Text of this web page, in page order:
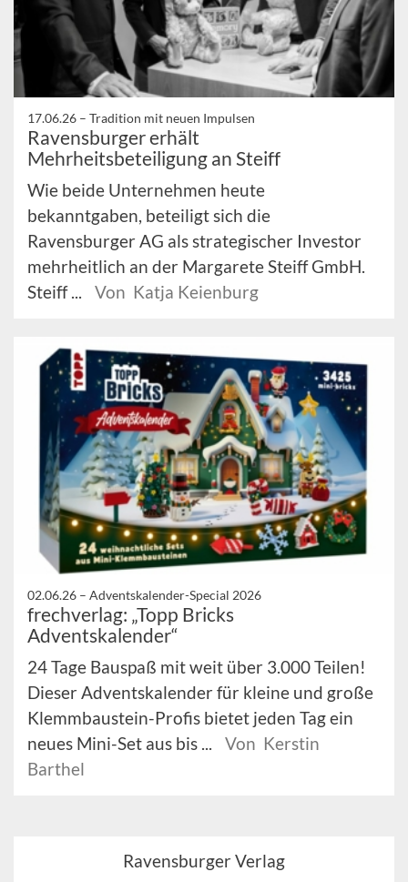
17.06.26 – Tradition mit neuen Impulsen
Ravensburger erhält
Mehrheitsbeteiligung an Steiff
Wie beide Unternehmen heute
bekanntgaben, beteiligt sich die
Ravensburger AG als strategischer Investor
mehrheitlich an der Margarete Steiff GmbH.
Steiff ...
Von Katja Keienburg
02.06.26 – Adventskalender-Special 2026
frechverlag: „Topp Bricks
Adventskalender“
24 Tage Bauspaß mit weit über 3.000 Teilen!
Dieser Adventskalender für kleine und große
Klemmbaustein-Profis bietet jeden Tag ein
neues Mini-Set aus bis ...
Von Kerstin
Barthel
Ravensburger Verlag